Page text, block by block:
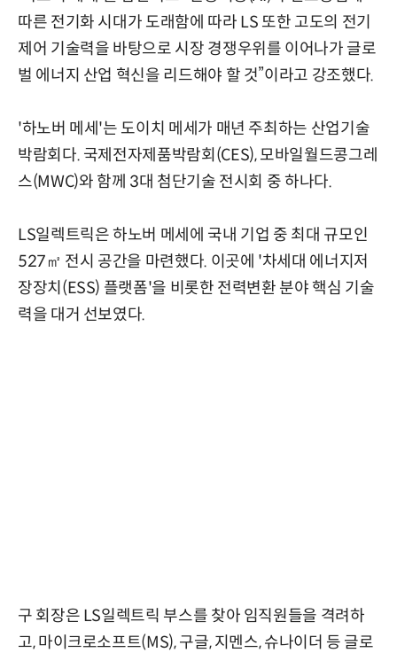
따른 전기화 시대가 도래함에 따라 LS 또한 고도의 전기
제어 기술력을 바탕으로 시장 경쟁우위를 이어나가 글로
벌 에너지 산업 혁신을 리드해야 할 것”이라고 강조했다.
'하노버 메세'는 도이치 메세가 매년 주최하는 산업기술
박람회다. 국제전자제품박람회(CES), 모바일월드콩그레
스(MWC)와 함께 3대 첨단기술 전시회 중 하나다.
LS일렉트릭은 하노버 메세에 국내 기업 중 최대 규모인
527㎡ 전시 공간을 마련했다. 이곳에 '차세대 에너지저
장장치(ESS) 플랫폼'을 비롯한 전력변환 분야 핵심 기술
력을 대거 선보였다.
구 회장은 LS일렉트릭 부스를 찾아 임직원들을 격려하
고, 마이크로소프트(MS), 구글, 지멘스, 슈나이더 등 글로